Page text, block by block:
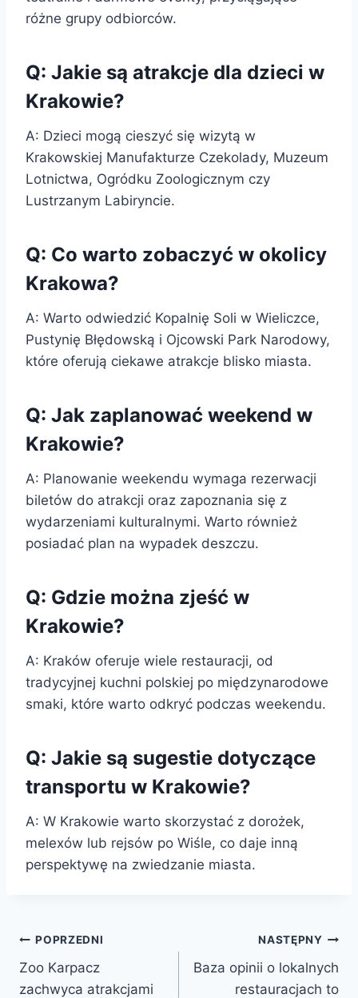
różne grupy odbiorców.
Q: Jakie są atrakcje dla dzieci w
Krakowie?
A: Dzieci mogą cieszyć się wizytą w
Krakowskiej Manufakturze Czekolady, Muzeum
Lotnictwa, Ogródku Zoologicznym czy
Lustrzanym Labiryncie.
Q: Co warto zobaczyć w okolicy
Krakowa?
A: Warto odwiedzić Kopalnię Soli w Wieliczce,
Pustynię Błędowską i Ojcowski Park Narodowy,
które oferują ciekawe atrakcje blisko miasta.
Q: Jak zaplanować weekend w
Krakowie?
A: Planowanie weekendu wymaga rezerwacji
biletów do atrakcji oraz zapoznania się z
wydarzeniami kulturalnymi. Warto również
posiadać plan na wypadek deszczu.
Q: Gdzie można zjeść w
Krakowie?
A: Kraków oferuje wiele restauracji, od
tradycyjnej kuchni polskiej po międzynarodowe
smaki, które warto odkryć podczas weekendu.
Q: Jakie są sugestie dotyczące
transportu w Krakowie?
A: W Krakowie warto skorzystać z dorożek,
melexów lub rejsów po Wiśle, co daje inną
perspektywę na zwiedzanie miasta.
Nawigacja
wpisu
POPRZEDNI
Zoo Karpacz
zachwyca atrakcjami
NASTĘPNY
Baza opinii o lokalnych
restauracjach to